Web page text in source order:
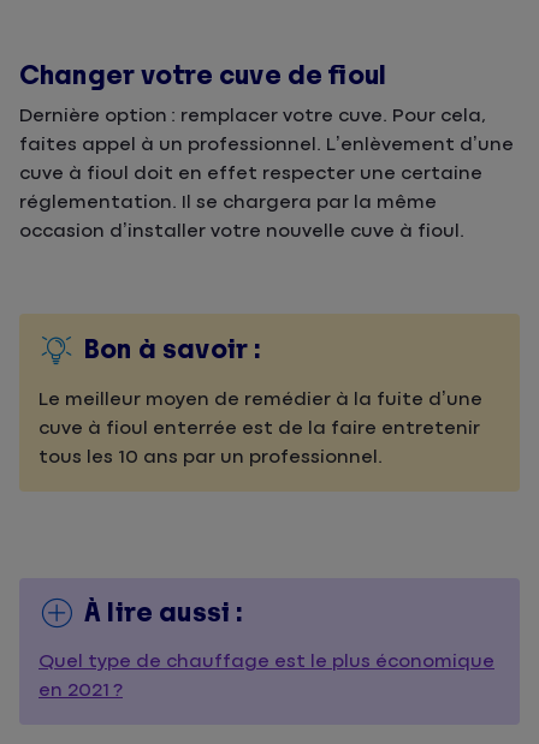
Changer votre cuve de fioul
Dernière option : remplacer votre cuve. Pour cela,
faites appel à un professionnel. L’enlèvement d’une
cuve à fioul doit en effet respecter une certaine
réglementation. Il se chargera par la même
occasion d’installer votre nouvelle cuve à fioul.
Bon à savoir :
Le meilleur moyen de remédier à la fuite d’une
cuve à fioul enterrée est de la faire entretenir
tous les 10 ans par un professionnel.
À lire aussi :
Quel type de chauffage est le plus économique
en 2021 ?